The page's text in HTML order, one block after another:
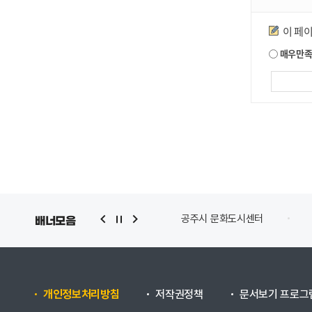
만족도조사
이 페
매우만족
배너모음 공주학아카이브
개인정보처리방침 저작권정책 문서보기 프로그